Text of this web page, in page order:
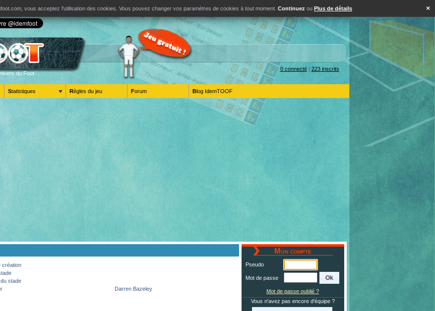
×
vous acceptez l'utilisation des cookies. Vous pouvez changer vos paramètres de cookies à tout moment. Continuez ou Plus de détails
du Foot
0 connecté| 223 inscrits
Statistiques Règles du jeu Forum Blog IdemTOOF
création
stade
Darren Bazeley
Mon compte
Pseudo
Mot de passe
Mot de passe oublié ?
Vous n'avez pas encore d'équipe ?